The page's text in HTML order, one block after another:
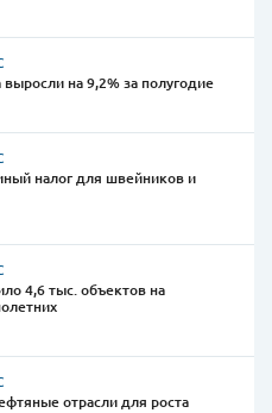
на 9,2% за полугодие
налог для швейников и
4,6 тыс. объектов на
отрасли для роста